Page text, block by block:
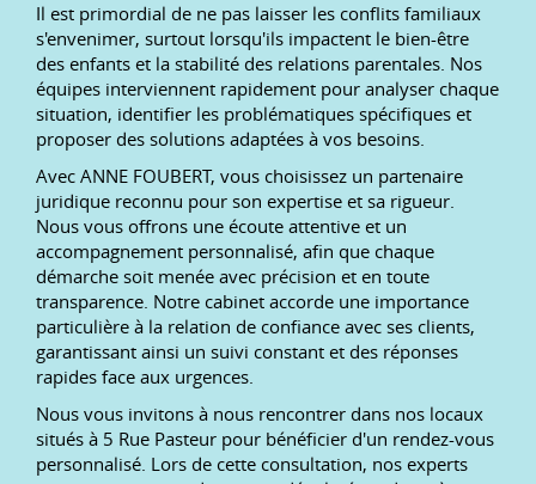
Il est primordial de ne pas laisser les conflits familiaux
s'envenimer, surtout lorsqu'ils impactent le bien-être
des enfants et la stabilité des relations parentales. Nos
équipes interviennent rapidement pour analyser chaque
situation, identifier les problématiques spécifiques et
proposer des solutions adaptées à vos besoins.
Avec ANNE FOUBERT, vous choisissez un partenaire
juridique reconnu pour son expertise et sa rigueur.
Nous vous offrons une écoute attentive et un
accompagnement personnalisé, afin que chaque
démarche soit menée avec précision et en toute
transparence. Notre cabinet accorde une importance
particulière à la relation de confiance avec ses clients,
garantissant ainsi un suivi constant et des réponses
rapides face aux urgences.
Nous vous invitons à nous rencontrer dans nos locaux
situés à 5 Rue Pasteur pour bénéficier d'un rendez-vous
personnalisé. Lors de cette consultation, nos experts